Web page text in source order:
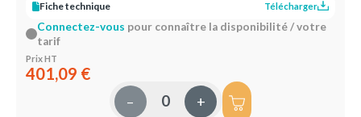
Fiche technique
Télécharger
Connectez-vous pour connaître la disponibilité / votre
tarif
Prix HT
401,09 €
– +